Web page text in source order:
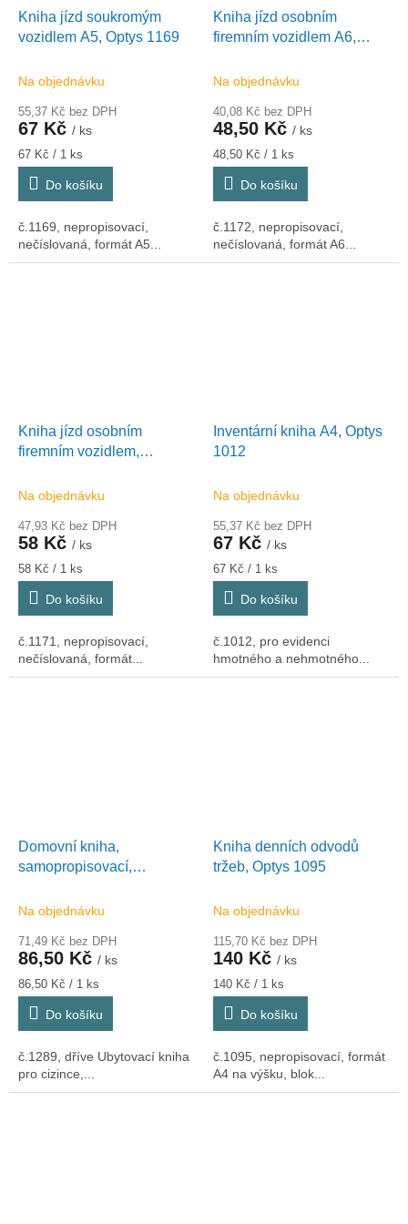
Kniha jízd soukromým
vozidlem A5, Optys 1169
Na objednávku
55,37 Kč bez DPH
67 Kč / ks
Měrná
cena:
67 Kč / 1 ks
Do košíku
č.1169, nepropisovací,
nečíslovaná, formát A5...
Kniha jízd osobním
firemním vozidlem A6,
Na objednávku
40,08 Kč bez DPH
48,50 Kč / ks
Měrná
cena:
48,50 Kč / 1 ks
Do košíku
č.1172, nepropisovací,
nečíslovaná, formát A6...
Kniha jízd osobním
firemním vozidlem,
Na objednávku
47,93 Kč bez DPH
58 Kč / ks
Měrná
cena:
58 Kč / 1 ks
Do košíku
č.1171, nepropisovací,
nečíslovaná, formát...
Inventární kniha A4, Optys
1012
Na objednávku
55,37 Kč bez DPH
67 Kč / ks
Měrná
cena:
67 Kč / 1 ks
Do košíku
č.1012, pro evidenci
hmotného a nehmotného...
Domovní kniha,
samopropisovací,
Optys 1289
Na objednávku
71,49 Kč bez DPH
86,50 Kč / ks
Měrná
cena:
86,50 Kč / 1 ks
Do košíku
č.1289, dříve Ubytovací kniha
pro cizince,...
Kniha denních odvodů
tržeb, Optys 1095
Na objednávku
115,70 Kč bez DPH
140 Kč / ks
Měrná
cena:
140 Kč / 1 ks
Do košíku
č.1095, nepropisovací, formát
A4 na výšku, blok...